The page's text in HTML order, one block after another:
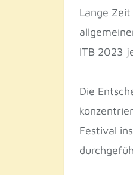
Lange
ITB 2023
Die
Festival